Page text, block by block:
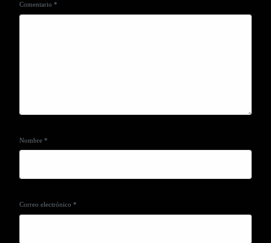
Comentario*
Nombre*
Correo electrónico*